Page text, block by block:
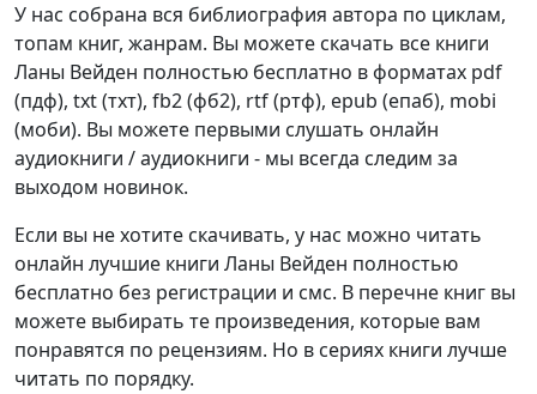
У нас собрана вся библиография автора по циклам,
топам книг, жанрам. Вы можете скачать все книги
Ланы Вейден полностью бесплатно в форматах pdf
(пдф), txt (тхт), fb2 (фб2), rtf (ртф), epub (епаб), mobi
(моби). Вы можете первыми слушать онлайн
аудиокниги / аудиокниги - мы всегда следим за
выходом новинок.
Если вы не хотите скачивать, у нас можно читать
онлайн лучшие книги Ланы Вейден полностью
бесплатно без регистрации и смс. В перечне книг вы
можете выбирать те произведения, которые вам
понравятся по рецензиям. Но в сериях книги лучше
читать по порядку.